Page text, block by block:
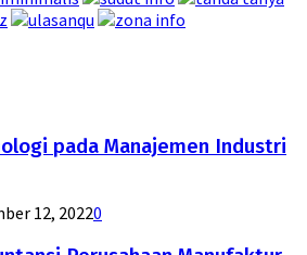
pada Manajemen Industri
12, 20220